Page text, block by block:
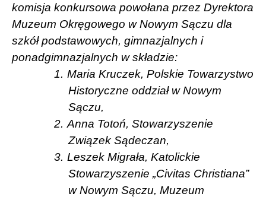
komisja konkursowa powołana przez Dyrektora
Muzeum Okręgowego w Nowym Sączu dla
szkół podstawowych, gimnazjalnych i
ponadgimnazjalnych w składzie:
1. Maria Kruczek, Polskie Towarzystwo
Historyczne oddział w Nowym
Sączu,
2. Anna Totoń, Stowarzyszenie
Związek Sądeczan,
3. Leszek Migrała, Katolickie
Stowarzyszenie „Civitas Christiana”
w Nowym Sączu, Muzeum